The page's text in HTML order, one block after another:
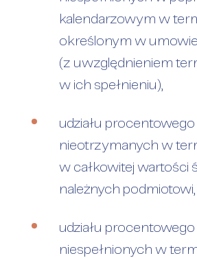
kalendarzowym w
określonym w umowie
(z uwzględnieniem
w ich spełnieniu),
udziału
nieotrzymanych w
w całkowitej wartości
należnych podmiotowi,
udziału
niespełnionych w